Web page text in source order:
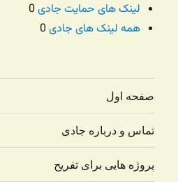
لینک های حمایت جادی
همه لینک های جادی
صفحه اول
تماس و درباره جادی
پروژه هایی برای تفریح